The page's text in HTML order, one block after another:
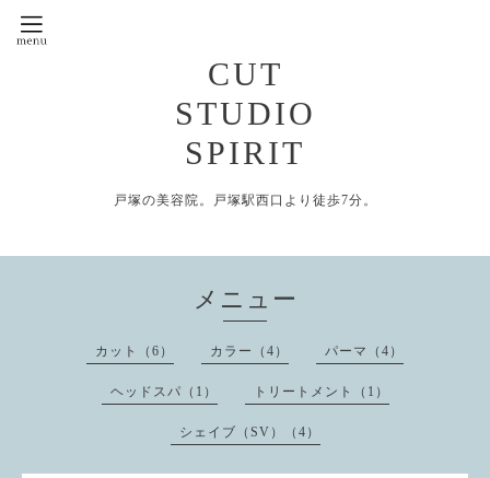
CUT
STUDIO
SPIRIT
戸塚の美容院。戸塚駅西口より徒歩7分。
メニュー
カット（6） カラー（4） パーマ（4）
ヘッドスパ（1） トリートメント（1）
シェイブ（SV）（4）